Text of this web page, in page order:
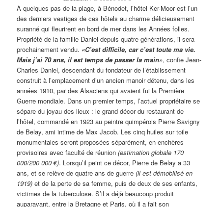
À quelques pas de la plage, à Bénodet, l’hôtel Ker-Moor est l’un
des derniers vestiges de ces hôtels au charme délicieusement
suranné qui fleurirent en bord de mer dans les Années folles.
Propriété de la famille Daniel depuis quatre générations, il sera
prochainement vendu. «C’est difficile, car c’est toute ma vie.
Mais j’ai 70 ans, il est temps de passer la main», confie Jean-
Charles Daniel, descendant du fondateur de l’établissement
construit à l’emplacement d’un ancien manoir détenu, dans les
années 1910, par des Alsaciens qui avaient fui la Première
Guerre mondiale. Dans un premier temps, l’actuel propriétaire se
sépare du joyau des lieux : le grand décor du restaurant de
l’hôtel, commandé en 1923 au peintre quimpérois Pierre Savigny
de Belay, ami intime de Max Jacob. Les cinq huiles sur toile
monumentales seront proposées séparément, en enchères
provisoires avec faculté de réunion(estimation globale 170
000/200 000 €). Lorsqu’il peint ce décor, Pierre de Belay a 33
ans, et se relève de quatre ans de guerre(il est démobilisé en
1919) et de la perte de sa femme, puis de deux de ses enfants,
victimes de la tuberculose. S’il a déjà beaucoup produit
auparavant, entre la Bretagne et Paris, où il a fait son